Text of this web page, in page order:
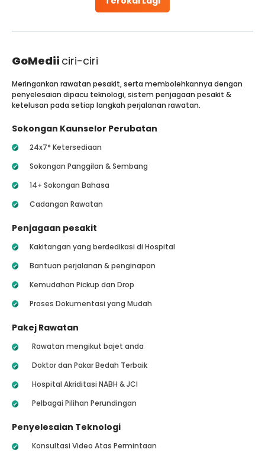
GoMedii ciri-ciri
Meringankan rawatan pesakit, serta membolehkannya dengan
penyelesaian dipacu teknologi, sistem penjagaan pesakit &
ketelusan pada setiap langkah perjalanan rawatan.
Sokongan Kaunselor Perubatan
24x7* Ketersediaan
Sokongan Panggilan & Sembang
14+ Sokongan Bahasa
Cadangan Rawatan
Penjagaan pesakit
Kakitangan yang berdedikasi di Hospital
Bantuan perjalanan & penginapan
Kemudahan Pickup dan Drop
Proses Dokumentasi yang Mudah
Pakej Rawatan
Rawatan mengikut bajet anda
Doktor dan Pakar Bedah Terbaik
Hospital Akriditasi NABH & JCI
Pelbagai Pilihan Perundingan
Penyelesaian Teknologi
Konsultasi Video Atas Permintaan